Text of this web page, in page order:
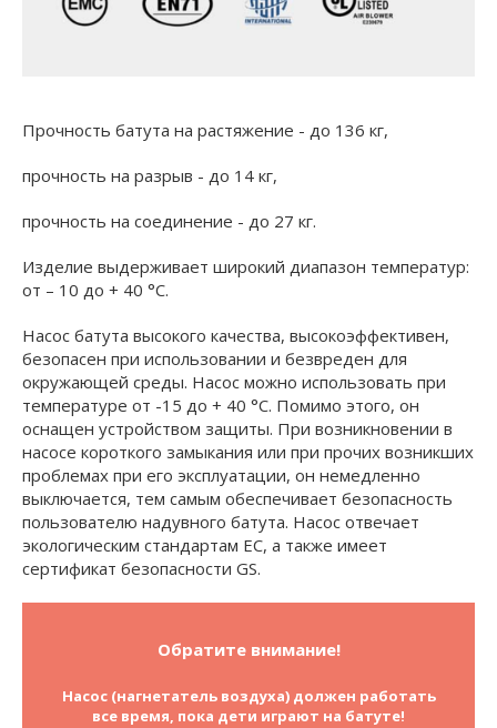
Прочность батута на растяжение - до 136 кг,
прочность на разрыв - до 14 кг,
прочность на соединение - до 27 кг.
Изделие выдерживает широкий диапазон температур:
от – 10 до + 40 °C.
Насос батута высокого качества, высокоэффективен,
безопасен при использовании и безвреден для
окружающей среды. Насос можно использовать при
температуре от -15 до + 40 °C. Помимо этого, он
оснащен устройством защиты. При возникновении в
насосе короткого замыкания или при прочих возникших
проблемах при его эксплуатации, он немедленно
выключается, тем самым обеспечивает безопасность
пользователю надувного батута. Насос отвечает
экологическим стандартам ЕС, а также имеет
сертификат безопасности GS.
Обратите внимание!
Насос (нагнетатель воздуха) должен работать
все время, пока дети играют на батуте!